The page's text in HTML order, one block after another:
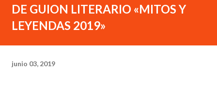
DE GUION LITERARIO «MITOS Y
LEYENDAS 2019»
junio 03, 2019